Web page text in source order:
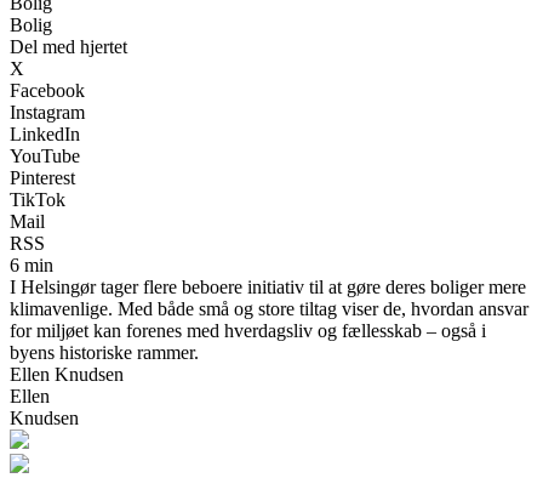
Bolig
Del med hjertet
X
Facebook
Instagram
LinkedIn
YouTube
Pinterest
TikTok
Mail
RSS
6 min
I Helsingør tager flere beboere initiativ til at gøre deres boliger mere
klimavenlige. Med både små og store tiltag viser de, hvordan ansvar
for miljøet kan forenes med hverdagsliv og fællesskab – også i
byens historiske rammer.
Ellen Knudsen
Ellen
Knudsen